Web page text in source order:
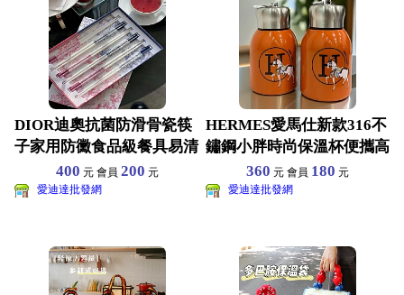
DIOR迪奧抗菌防滑骨瓷筷
子家用防黴食品級餐具易清
洗禮盒裝六雙
400 元 會員 200 元
愛迪達批發網
HERMES愛馬仕新款316不
鏽鋼小胖時尚保溫杯便攜高
顏值水杯小巧送禮
360 元 會員 180 元
愛迪達批發網